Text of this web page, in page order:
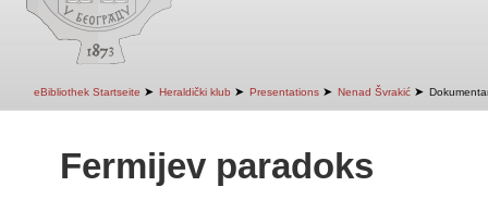
eBibliothek Startseite ➤ Heraldički klub ➤ Presentations ➤ Nenad Švrakić ➤
Fermijev paradoks